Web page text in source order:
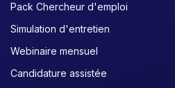
Pack Chercheur d'emploi
Simulation d'entretien
Webinaire mensuel
Candidature assistée